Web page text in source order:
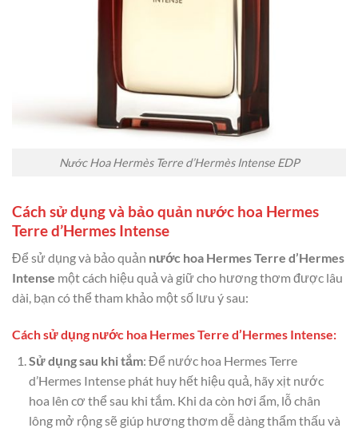
Nước Hoa Hermès Terre d’Hermès Intense EDP
Cách sử dụng và bảo quản nước hoa Hermes
Terre d’Hermes Intense
Để sử dụng và bảo quản nước hoa Hermes Terre d’Hermes
Intense một cách hiệu quả và giữ cho hương thơm được lâu
dài, bạn có thể tham khảo một số lưu ý sau:
Cách sử dụng nước hoa Hermes Terre d’Hermes Intense:
Sử dụng sau khi tắm: Để nước hoa Hermes Terre
d’Hermes Intense phát huy hết hiệu quả, hãy xịt nước
hoa lên cơ thể sau khi tắm. Khi da còn hơi ẩm, lỗ chân
lông mở rộng sẽ giúp hương thơm dễ dàng thẩm thấu và